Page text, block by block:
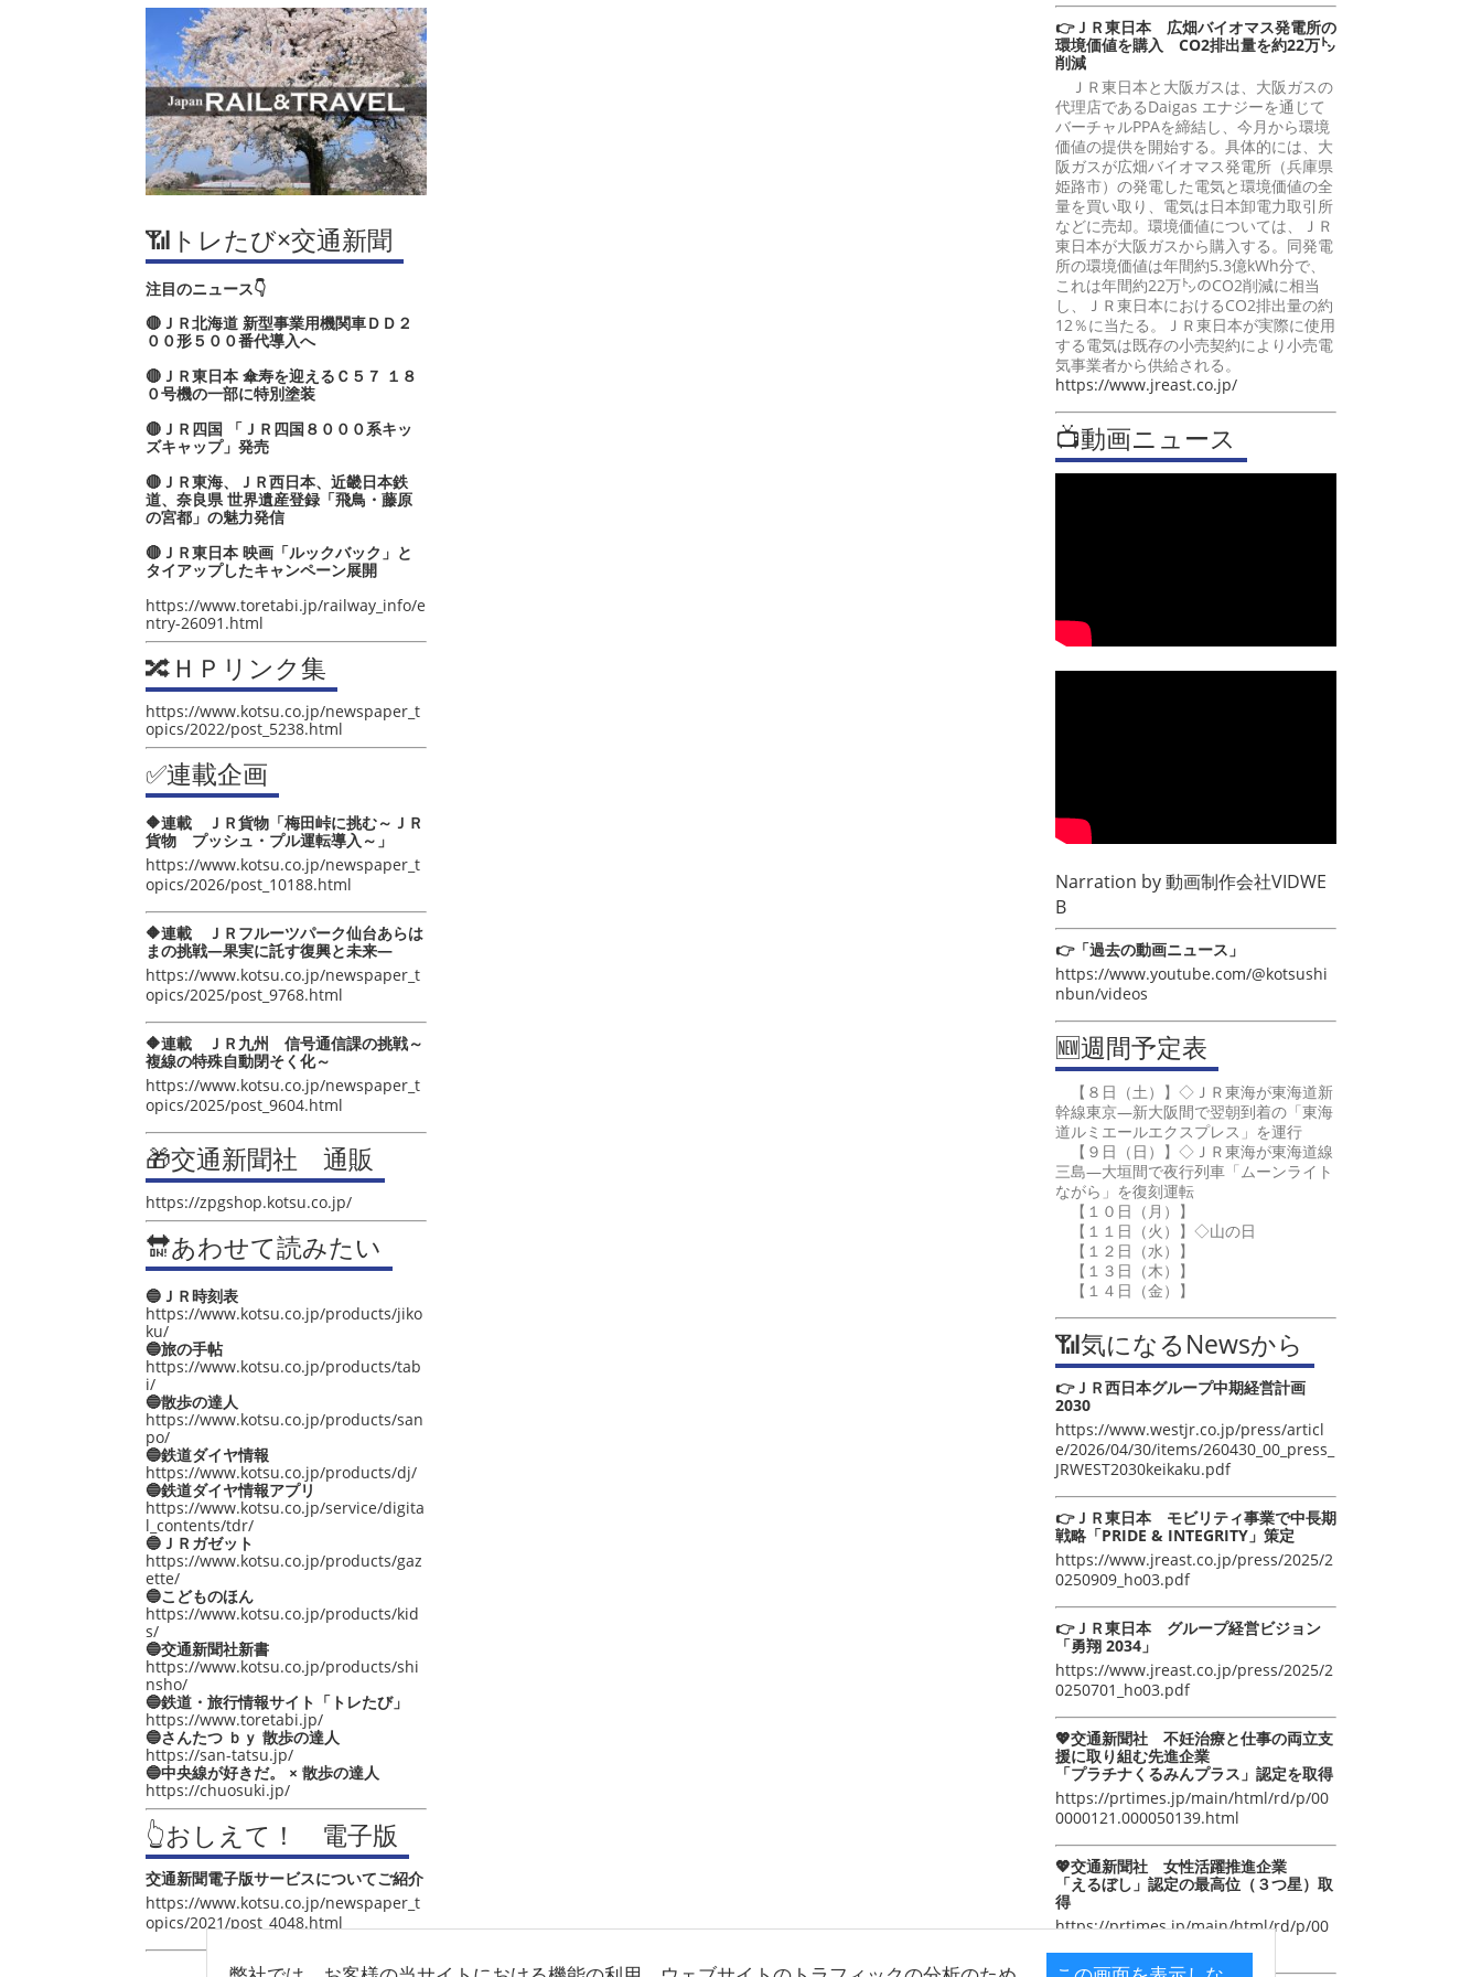
📶トレたび×交通新聞
注目のニュース👇
🔴ＪＲ北海道 新型事業用機関車ＤＤ２
００形５００番代導入へ
🔴ＪＲ東日本 傘寿を迎えるＣ５７ １８
０号機の一部に特別塗装
🔴ＪＲ四国 「ＪＲ四国８０００系キッ
ズキャップ」発売
🔴ＪＲ東海、ＪＲ西日本、近畿日本鉄
道、奈良県 世界遺産登録「飛鳥・藤原
の宮都」の魅力発信
🔴ＪＲ東日本 映画「ルックバック」と
タイアップしたキャンペーン展開
https://www.toretabi.jp/railway_info/e
ntry-26091.html
🔀ＨＰリンク集
https://www.kotsu.co.jp/newspaper_t
opics/2022/post_5238.html
✅連載企画
🔶連載 ＪＲ貨物「梅田峠に挑む～ＪＲ
貨物 プッシュ・プル運転導入～」
https://www.kotsu.co.jp/newspaper_t
opics/2026/post_10188.html
🔶連載 ＪＲフルーツパーク仙台あらは
まの挑戦―果実に託す復興と未来―
https://www.kotsu.co.jp/newspaper_t
opics/2025/post_9768.html
🔶連載 ＪＲ九州 信号通信課の挑戦～
複線の特殊自動閉そく化～
https://www.kotsu.co.jp/newspaper_t
opics/2025/post_9604.html
🎁交通新聞社 通販
https://zpgshop.kotsu.co.jp/
🔛あわせて読みたい
🔵ＪＲ時刻表
https://www.kotsu.co.jp/products/jiko
ku/
🔵旅の手帖
https://www.kotsu.co.jp/products/tab
i/
🔵散歩の達人
https://www.kotsu.co.jp/products/san
po/
🔵鉄道ダイヤ情報
https://www.kotsu.co.jp/products/dj/
🔵鉄道ダイヤ情報アプリ
https://www.kotsu.co.jp/service/digita
l_contents/tdr/
🔵ＪＲガゼット
https://www.kotsu.co.jp/products/gaz
ette/
🔵こどものほん
https://www.kotsu.co.jp/products/kid
s/
🔵交通新聞社新書
https://www.kotsu.co.jp/products/shi
nsho/
🔵鉄道・旅行情報サイト「トレたび」
https://www.toretabi.jp/
🔵さんたつ ｂｙ 散歩の達人
https://san-tatsu.jp/
🔵中央線が好きだ。 × 散歩の達人
https://chuosuki.jp/
👆おしえて！ 電子版
交通新聞電子版サービスについてご紹介
https://www.kotsu.co.jp/newspaper_t
opics/2021/post_4048.html
👉ＪＲ東日本 広畑バイオマス発電所の
環境価値を購入 CO2排出量を約22万㌧
削減
ＪＲ東日本と大阪ガスは、大阪ガスの
代理店であるDaigas エナジーを通じて
バーチャルPPAを締結し、今月から環境
価値の提供を開始する。具体的には、大
阪ガスが広畑バイオマス発電所（兵庫県
姫路市）の発電した電気と環境価値の全
量を買い取り、電気は日本卸電力取引所
などに売却。環境価値については、ＪＲ
東日本が大阪ガスから購入する。同発電
所の環境価値は年間約5.3億kWh分で、
これは年間約22万㌧のCO2削減に相当
し、ＪＲ東日本におけるCO2排出量の約
12％に当たる。ＪＲ東日本が実際に使用
する電気は既存の小売契約により小売電
気事業者から供給される。
https://www.jreast.co.jp/
📺動画ニュース
Narration by動画制作会社VIDWE
B
👉「過去の動画ニュース」
https://www.youtube.com/@kotsushi
nbun/videos
🆕週間予定表
【８日（土）】◇ＪＲ東海が東海道新
幹線東京―新大阪間で翌朝到着の「東海
道ルミエールエクスプレス」を運行
【９日（日）】◇ＪＲ東海が東海道線
三島―大垣間で夜行列車「ムーンライト
ながら」を復刻運転
【１０日（月）】
【１１日（火）】◇山の日
【１２日（水）】
【１３日（木）】
【１４日（金）】
📶気になるNewsから
👉ＪＲ西日本グループ中期経営計画
2030
https://www.westjr.co.jp/press/articl
e/2026/04/30/items/260430_00_press_
JRWEST2030keikaku.pdf
👉ＪＲ東日本 モビリティ事業で中長期
戦略「PRIDE & INTEGRITY」策定
https://www.jreast.co.jp/press/2025/2
0250909_ho03.pdf
👉ＪＲ東日本 グループ経営ビジョン
「勇翔 2034」
https://www.jreast.co.jp/press/2025/2
0250701_ho03.pdf
💖交通新聞社 不妊治療と仕事の両立支
援に取り組む先進企業
「プラチナくるみんプラス」認定を取得
https://prtimes.jp/main/html/rd/p/00
0000121.000050139.html
💖交通新聞社 女性活躍推進企業
「えるぼし」認定の最高位（３つ星）取
得
https://prtimes.jp/main/html/rd/p/00